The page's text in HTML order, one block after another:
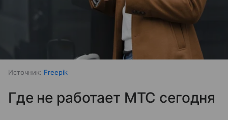
Источник: Freepik
Где не работает МТС сегодня